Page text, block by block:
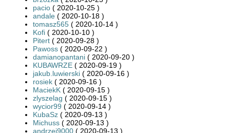
pacio ( 2020-10-25 )
andale ( 2020-10-18 )
tomasz565 ( 2020-10-14 )
Kofi ( 2020-10-10 )
Pitert ( 2020-09-28 )
Pawoss ( 2020-09-22 )
damianopantani ( 2020-09-20 )
KUBAWRZE ( 2020-09-19 )
jakub.luwierski ( 2020-09-16 )
rosiek ( 2020-09-16 )
MaciekK ( 2020-09-15 )
zlyszelag ( 2020-09-15 )
wycior99 ( 2020-09-14 )
KubaSz ( 2020-09-13 )
Michuss ( 2020-09-13 )
andrzej9000 ( 2020-09-13 )